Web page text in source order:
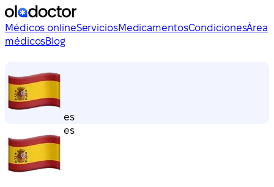
Médicos onlineServiciosMedicamentosCondicionesÁrea
médicosBlog
es
es